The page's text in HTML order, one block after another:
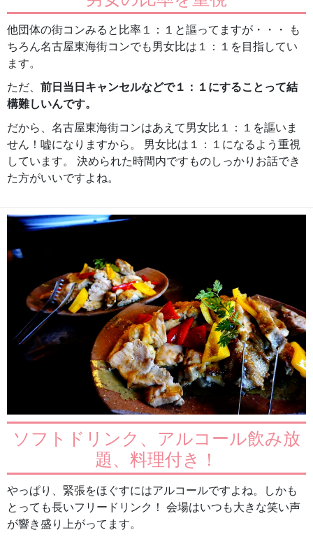
他団体の街コンみると比率１：１と謳ってますが・・・ も
ちろん名古屋東海街コンでも男女比は１：１を目指してい
ます。
ただ、 前日当日キャンセルなどで１：１にすることって結
構難しいんです。
だから、名古屋東海街コンはあえて男女比１：１を謳いま
せん！嘘になりますから。 男女比は１：１になるよう重視
しています。 決められた時間内ですものしっかりお話でき
た方がいいですよね。
ソフトドリンク、アルコール飲み放
題、料理付き！
やっぱり、緊張をほぐすにはアルコールですよね。しかも
とっても長いフリードリンク！ 会場はいつも大きな笑い声
が響き盛り上がってます。